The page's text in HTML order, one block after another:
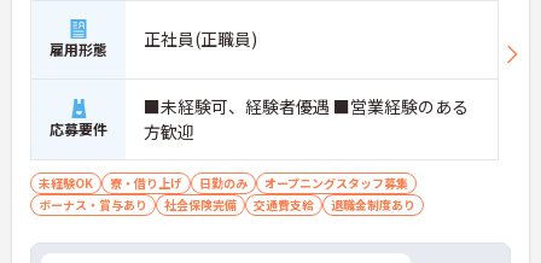
雇用形態 正社員(正職員)
応募要件
■未経験可、経験者優遇 ■営業経験のある
方歓迎
未経験OK 寮・借り上げ 日勤のみ
オープニングスタッフ募集
ボーナス・賞与あり
社会保険完備 交通費支給 退職金制度あり